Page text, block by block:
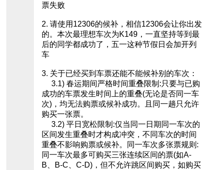
票失败
2. 请使用12306的候补，相信12306会让你出发
的。本次最理想车次为K149，一直坚持等到最
后的同学都成功了，五一这种节假日会加开列
车
3. 关于已经买到车票还能不能候补别的车次：
3.1) 春运期间严格时间重叠限制:只要与已购
成功的车票发生时间上的重叠(无论是否同一车
次)，均无法购票或候补成功。且同一趟只允许
购买一张票。
3.2) 平日宽松限制:仅当同一日期同一车次的
区间发生重叠时才构成冲突，不同车次的时间
重叠不影响购票或候补。同一车次多张票规则:
同一车次最多可购买三张连续区间的票(如A-
B、B-C、C-D)，但不允许跳区间购买，如购买